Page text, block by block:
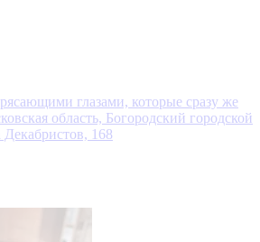
глазами, которые сразу же
область, Богородский городской
168